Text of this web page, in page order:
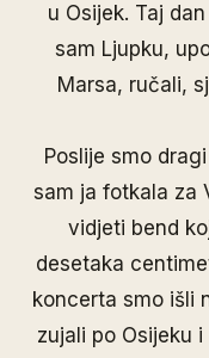
u Osijek. Taj
sam Ljupku,
Marsa, ručali,
Poslije smo
sam ja fotkala za
vidjeti bend
desetaka
koncerta smo išli
zujali po Osijeku